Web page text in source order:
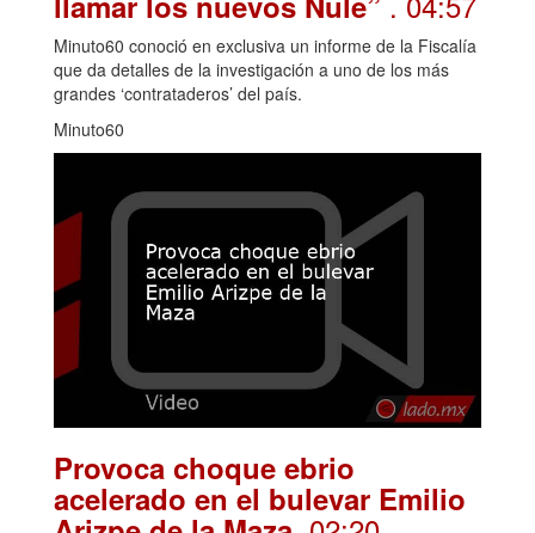
Minuto60 conoció en exclusiva un informe de la Fiscalía
que da detalles de la investigación a uno de los más
grandes ‘contrataderos’ del país.
Minuto60
Provoca choque ebrio
acelerado en el bulevar Emilio